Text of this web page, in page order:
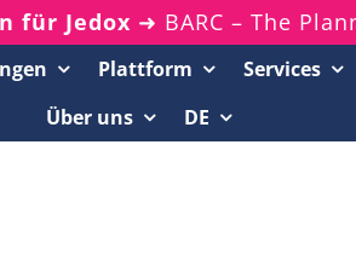
für Jedox ➜ BARC – The
Plattform Services
Ressourcenportal
Über uns DE